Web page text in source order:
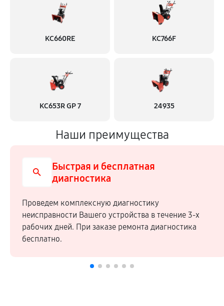
KC660RE KC766F
KC653R GP 7 24935
Наши преимущества
Быстрая и бесплатная
диагностика
Проведем комплексную диагностику
неисправности Вашего устройства в течение 3-х
рабочих дней. При заказе ремонта диагностика
бесплатно.